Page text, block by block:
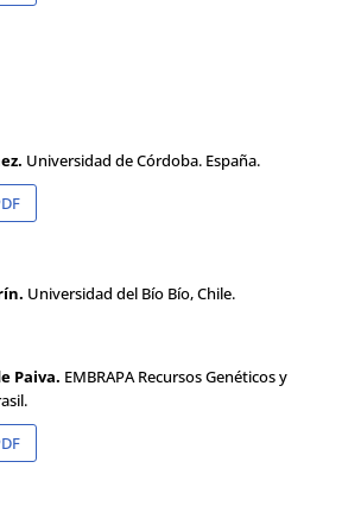
Universidad de Córdoba. España.
Universidad del Bío Bío, Chile.
Paiva. EMBRAPA Recursos Genéticos y